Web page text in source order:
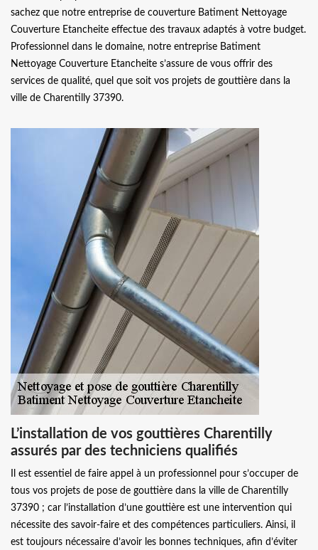
sachez que notre entreprise de couverture Batiment Nettoyage
Couverture Etancheite effectue des travaux adaptés à votre budget.
Professionnel dans le domaine, notre entreprise Batiment
Nettoyage Couverture Etancheite s’assure de vous offrir des
services de qualité, quel que soit vos projets de gouttière dans la
ville de Charentilly 37390.
L’installation de vos gouttières Charentilly
assurés par des techniciens qualifiés
Il est essentiel de faire appel à un professionnel pour s’occuper de
tous vos projets de pose de gouttière dans la ville de Charentilly
37390 ; car l’installation d’une gouttière est une intervention qui
nécessite des savoir-faire et des compétences particuliers. Ainsi, il
est toujours nécessaire d’avoir les bonnes techniques, afin d’éviter